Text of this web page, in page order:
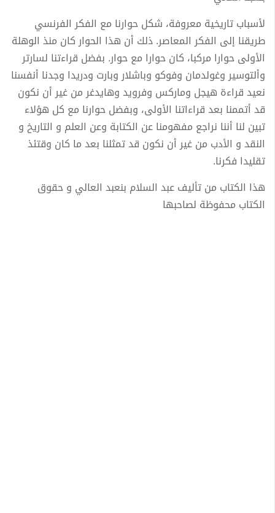
لأسباب تاريخية معروفة، شكل حوارنا مع الفكر الفرنسي
طريقنا إلى الفكر المعاصر. ذلك أن هذا الحوار كان منذ الوهلة
الأولى حوارا مركبا، كان حوارا مع حوار. بفضل قراءتنا لسارتر
وألتوسير وغولدمان وفوكو وباشلار وبارت ودريدا وجدنا أنفسنا
نعيد قراءة هيجل وماركس وفرويد وهايدغر من غير أن نكون
قد أتممنا بعد قراءاتنا الأولى، وبفضل حوارنا مع كل هؤلاء
تبين لنا أننا نراجع مفهومنا عن الكتابة وعن العلم و التاريخ و
النقد و الأدب من غير أن نكون قد تمثلنا بعد ما كان وقتئذ
تقليدا فكرنا.
هذا الكتاب من تأليف عبد السلام بنعبد العالي و حقوق
الكتاب محفوظة لصاحبها